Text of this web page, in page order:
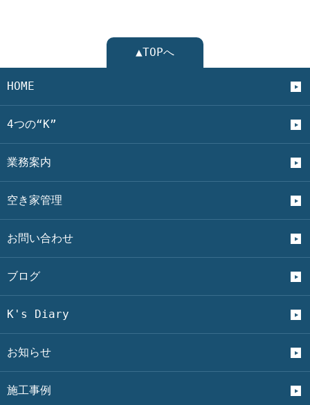
▲TOPへ
HOME
4つの“K”
業務案内
空き家管理
お問い合わせ
ブログ
K's Diary
お知らせ
施工事例